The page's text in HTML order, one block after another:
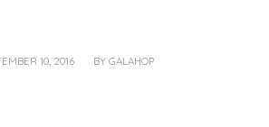
10, 2016
/ BY GALAHOP